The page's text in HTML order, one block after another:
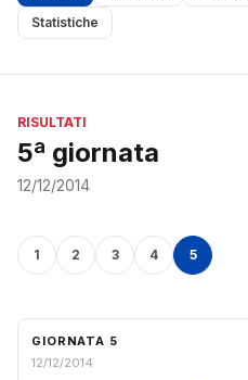
Statistiche
RISULTATI
5ª giornata
12/12/2014
1 2 3 4 5
GIORNATA 5
12/12/2014